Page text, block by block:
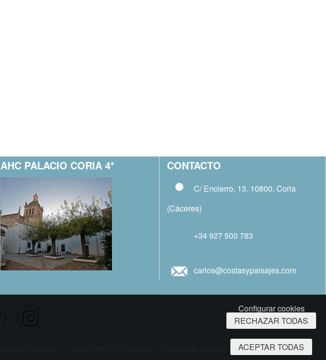
AHC PALACIO CORIA 4* CONTACTO
C/ Encierro, 13. 10800. Coria
(Cáceres)
+34 927 500 783
carlos@costasypaisajes.com
Configurar cookies
RECHAZAR TODAS
ACEPTAR TODAS